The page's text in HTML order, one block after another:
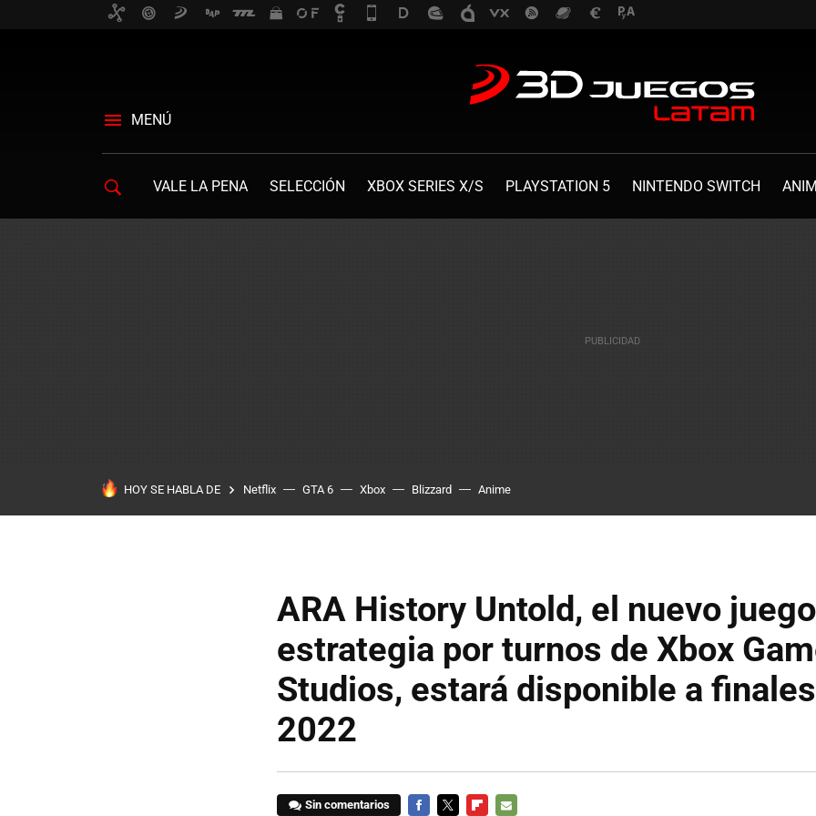
MENÚ
VALE LA PENA SELECCIÓN XBOX SERIES X/S PLAYSTATION 5 NINTENDO SWITCH
HOY SE HABLA DE Netflix GTA 6 Xbox Blizzard Anime
ARA History Untold, el nuevo
estrategia por turnos de Xbox
Studios, estará disponible a
2022
Sin comentarios